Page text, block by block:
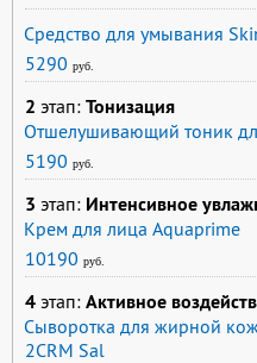
Средство для умывания
5290 руб.
2 этап: Тонизация
Отшелушивающий тоник
5190 руб.
3 этап: Интенсивное
Крем для лица Aquaprime
10190 руб.
4 этап: Активное
Сыворотка для жирной
2CRM Sal